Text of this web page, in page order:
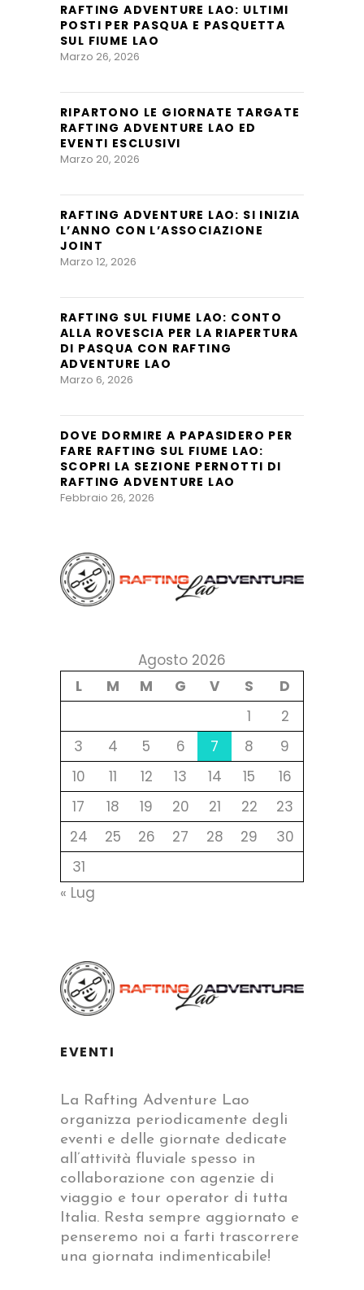
RAFTING ADVENTURE LAO: ULTIMI
POSTI PER PASQUA E PASQUETTA
SUL FIUME LAO
Marzo 26, 2026
RIPARTONO LE GIORNATE TARGATE
RAFTING ADVENTURE LAO ED
EVENTI ESCLUSIVI
Marzo 20, 2026
RAFTING ADVENTURE LAO: SI INIZIA
L’ANNO CON L’ASSOCIAZIONE
JOINT
Marzo 12, 2026
RAFTING SUL FIUME LAO: CONTO
ALLA ROVESCIA PER LA RIAPERTURA
DI PASQUA CON RAFTING
ADVENTURE LAO
Marzo 6, 2026
DOVE DORMIRE A PAPASIDERO PER
FARE RAFTING SUL FIUME LAO:
SCOPRI LA SEZIONE PERNOTTI DI
RAFTING ADVENTURE LAO
Febbraio 26, 2026
Agosto 2026
L
M M G V S
D
1
2
3
4 5 6 7 8
9
10
11 12 13 14 15
16
17
18 19 20 21 22
23
24
25 26 27 28 29
30
31
« Lug
EVENTI
La Rafting Adventure Lao
organizza periodicamente degli
eventi e delle giornate dedicate
all’attività fluviale spesso in
collaborazione con agenzie di
viaggio e tour operator di tutta
Italia. Resta sempre aggiornato e
penseremo noi a farti trascorrere
una giornata indimenticabile!